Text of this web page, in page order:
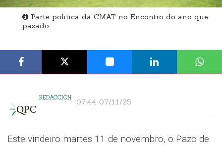
Parte politica da CMAT no Encontro do ano que
pasado
REDACCIÓN 07:44 07/11/25
Este vindeiro martes 11 de novembro, o Pazo de